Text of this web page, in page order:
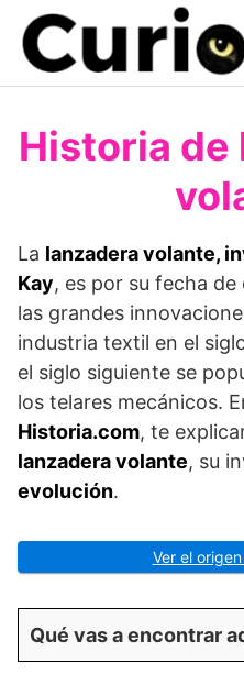
Saltar
contenido
Historia de
La lanzadera volante,
Kay, es por su fecha
las grandes
industria textil en el
el siglo siguiente se
los telares mecánicos.
Historia.com, te
lanzadera volante, su
evolución.
Ver el
Qué vas a encontrar